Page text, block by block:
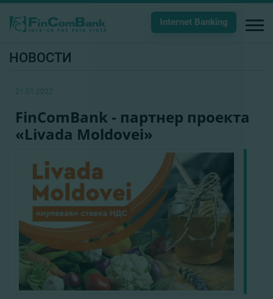
Internet Banking
НОВОСТИ
21.01.2022
FinComBank - партнер проекта
«Livada Moldovei»